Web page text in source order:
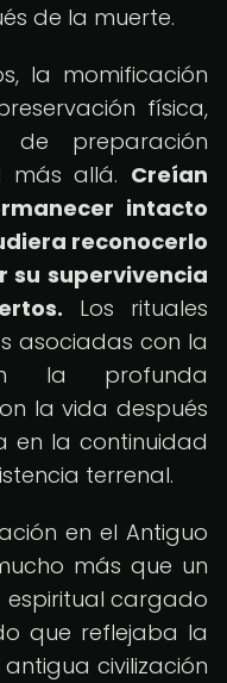
de la muerte.
la momificación
física,
preparación
más allá. Creían
intacto
reconocerlo
su supervivencia
Los rituales
asociadas con la
la profunda
la vida después
en la continuidad
terrenal.
en el Antiguo
más que un
espiritual cargado
que reflejaba la
civilización